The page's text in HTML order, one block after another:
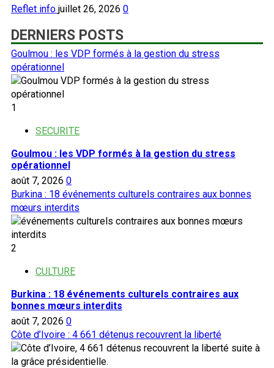
Reflet info juillet 26, 2026 0
DERNIERS POSTS
Goulmou : les VDP formés à la gestion du stress
opérationnel
1
SECURITE
Goulmou : les VDP formés à la gestion du stress
opérationnel
août 7, 2026 0
Burkina : 18 événements culturels contraires aux bonnes
mœurs interdits
2
CULTURE
Burkina : 18 événements culturels contraires aux
bonnes mœurs interdits
août 7, 2026 0
Côte d’Ivoire : 4 661 détenus recouvrent la liberté